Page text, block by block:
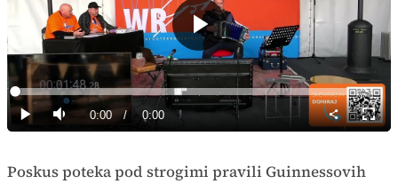
Predvajaj
PredvajajTiho Current
0:00 / Duration
0:00
Loaded:
0%
način
Poskus poteka pod strogimi pravili Guinnessovih